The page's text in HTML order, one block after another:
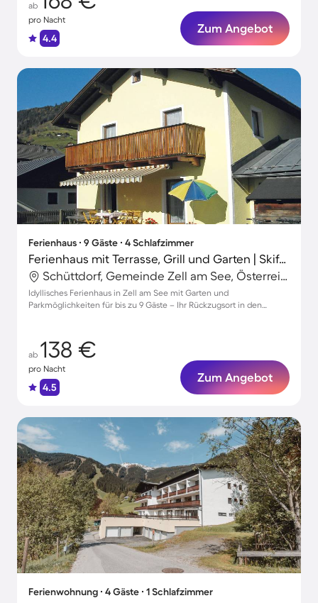
ab
pro Nacht
4.4
Zum Angebot
Ferienhaus ∙ 9 Gäste ∙ 4 Schlafzimmer
Ferienhaus mit Terrasse, Grill und Garten | Skifahren in der Nähe
Schüttdorf, Gemeinde Zell am See, Österreich
Idyllisches Ferienhaus in Zell am See mit Garten und
Parkmöglichkeiten für bis zu 9 Gäste – Ihr Rückzugsort in den
ab 138 €
pro Nacht
4.5
Zum Angebot
Ferienwohnung ∙ 4 Gäste ∙ 1 Schlafzimmer